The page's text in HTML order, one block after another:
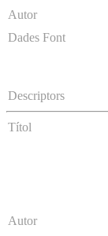
Autor
Dades Font
Descriptors
Títol
Autor